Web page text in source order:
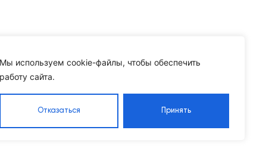
Мы используем cookie-файлы, чтобы обеспечить
работу сайта.
Отказаться Принять